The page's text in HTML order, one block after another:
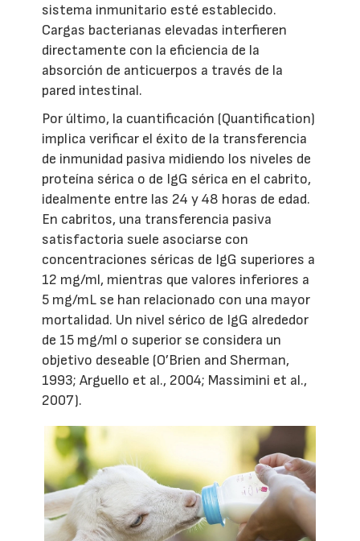
sistema inmunitario esté establecido.
Cargas bacterianas elevadas interfieren
directamente con la eficiencia de la
absorción de anticuerpos a través de la
pared intestinal.
Por último, la cuantificación (Quantification)
implica verificar el éxito de la transferencia
de inmunidad pasiva midiendo los niveles de
proteína sérica o de IgG sérica en el cabrito,
idealmente entre las 24 y 48 horas de edad.
En cabritos, una transferencia pasiva
satisfactoria suele asociarse con
concentraciones séricas de IgG superiores a
12 mg/ml, mientras que valores inferiores a
5 mg/mL se han relacionado con una mayor
mortalidad. Un nivel sérico de IgG alrededor
de 15 mg/ml o superior se considera un
objetivo deseable (O’Brien and Sherman,
1993; Arguello et al., 2004; Massimini et al.,
2007).